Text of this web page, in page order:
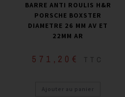
BARRE ANTI ROULIS H&R
PORSCHE BOXSTER
DIAMETRE 26 MM AV ET
22MM AR
571,20 € TTC
Ajouter au panier